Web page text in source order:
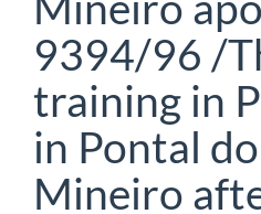
9394/96 /
training in
in Pontal
Mineiro